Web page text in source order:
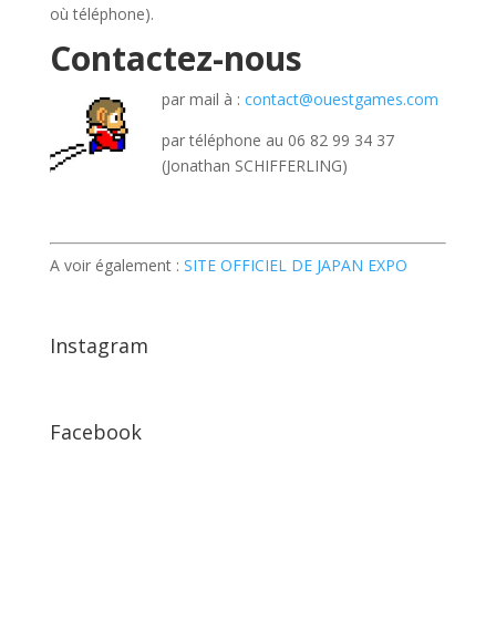
où téléphone).
Contactez-nous
par mail à : contact@ouestgames.com
par téléphone au 06 82 99 34 37
(Jonathan SCHIFFERLING)
A voir également : SITE OFFICIEL DE JAPAN EXPO
Instagram
Facebook